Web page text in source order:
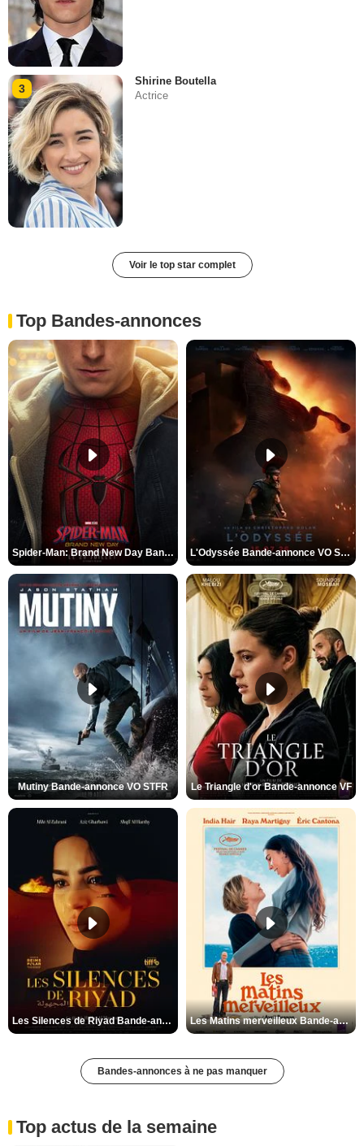
3
Shirine Boutella
Actrice
Voir le top star complet
Top Bandes-annonces
Spider-Man: Brand New Day Bande-annonce VO STFR L'Odyssée Bande-annonce VO STFR
Mutiny Bande-annonce VO STFR Le Triangle d'or Bande-annonce VF
Les Silences de Riyad Bande-annonce VO STFR Les Matins merveilleux Bande-annonce VF
Bandes-annonces à ne pas manquer
Top actus de la semaine